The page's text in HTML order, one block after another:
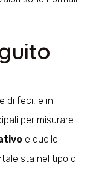
di feci, e in
per misurare
e quello
sta nel tipo di